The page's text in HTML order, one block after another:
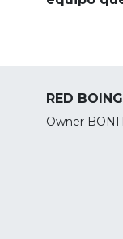
RED BOING
Owner